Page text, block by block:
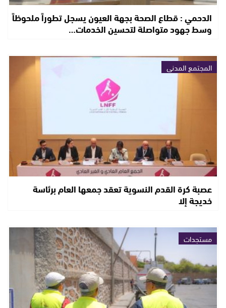
الدحمي : قطاع الصحة بجهة العيون يسجل تطوراً ملحوظاً
وسط جهود متواصلة لتحسين الخدمات…
المجتمع المدني
عصبة كرة القدم النسوية تعقد جمعها العام برئاسة
خديجة إلا
مستجدات